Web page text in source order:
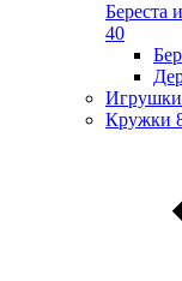
Береста
40
Кружки